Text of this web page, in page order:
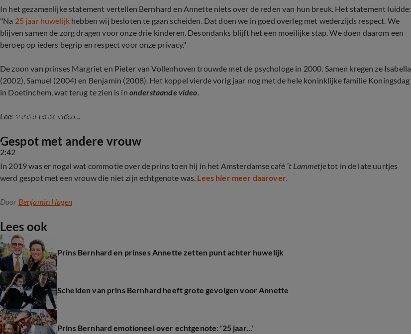
In het gezamenlijke statement vertellen Bernhard en Annette niets over de reden van hun breuk. Het statement luidde:
"Na 25 jaar huwelijk hebben wij besloten te gaan scheiden. Dat doen we in goed overleg met wederzijds respect. We
blijven samen de zorg dragen voor onze drie kinderen. Desondanks blijft het een moeilijke stap. We doen daarom een
beroep op ieders begrip en respect voor onze privacy."
De zoon van prinses Margriet en Pieter van Vollenhoven trouwde met de psychologe in 2000. Samen kregen ze Isabella
(2002), Samuel (2004) en Benjamin (2008). Het koppel vierde vorig jaar nog met de hele koninklijke familie Koningsdag
in Doetinchem, wat terug te zien is in onderstaande video.
Lees verder na de video...
2:42
Hoogtepunten Koningsdag 2025
Gespot met andere vrouw
In 2019 was er nogal wat commotie over de prins toen hij in het Amsterdamse café ’t Lammetjetot in de late uurtjes
werd gespot met een vrouw die niet zijn echtgenote was. Lees hier meer daarover.
Door Benjamin Hagen
Lees ook
Prins Bernhard en prinses Annette zetten punt achter huwelijk
Scheiden van prins Bernhard heeft grote gevolgen voor Annette
Prins Bernhard emotioneel over echtgenote: '25 jaar...'